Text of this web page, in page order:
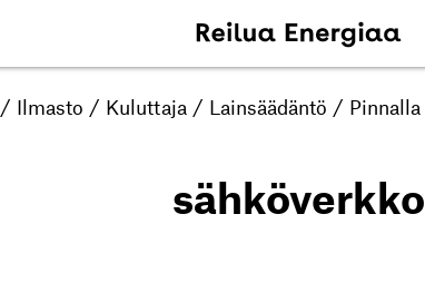
/ Ilmasto / Kuluttaja / Lainsäädäntö / Pinnalla
sähköverkko